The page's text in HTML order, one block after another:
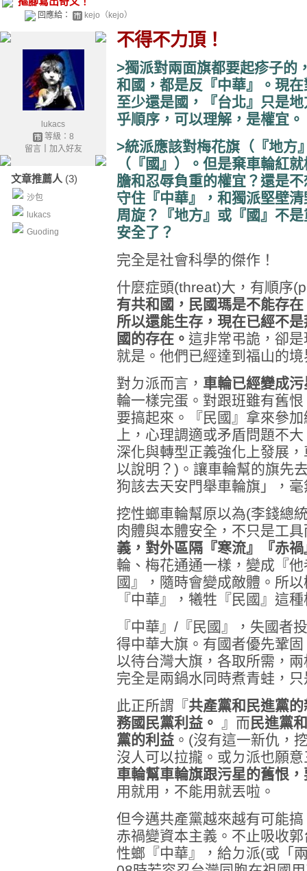
回應給： kejo（kejo）
lukacs
等級：8
留言｜ 加入好友
文章推薦人 (3)
沙包
lukacs
Guoding
不得不力頂！
>獨派對兩面旗都要起疹子的
和國，都是反『中華』。現
至少還是國，『台北』只是
乎順序，可以理解，是權宜。
>統派應該對梅花旗（『地方
（『國』）。但是棄車輪紅
膽和忍辱負重的權宜？還是
守住『中華』，和獨派堅壁
周旋？『地方』或『國』不
安全了？
完全是社會科學的傑作！
什麼症頭(threat)大，有順序
有共和國，民國瑪是不能存
所以還能生存，現在已經不
國的存在。 這非常弔詭，卻
就是。他們已經達到福山的
對ㄉ派而言， 車輪已經變成
輪一樣完蛋。對跟班雖有舊
要搞起來。『民國』拿來參
上，心理調適或矛盾問題不
深化與轉型正義強化上發展
以說明？)。讓車輪幫的旗先
狗該去天安門舉車輪旗」，
挖性螂車輪幫原以為(李錢總
肉體與本體安全，不只是工
義，對外區隔『寒流』『赤禍
輪、梅花通通一樣，變成『
國』，隨時會變成敵體。所
『中華』，犧牲『民國』這
『中華』/『民國』，失國者
得中華大旗。有國者優先鞏
以待台灣大旗，各取所需，
完全是兩鍋水同時煮青蛙，
此正所謂『共產黨和民進黨
務國民黨利益。
』而 民進黨
黨的利益 。(沒有這一新仇，
沒人可以拉攏。或ㄉ派也願
車輪幫車輪旗跟污星的舊恨
用就用，不能用就丟啦。
但今邁共產黨越來越有可能
赤禍變資本主義。不止吸收
性螂『中華』，給ㄉ派(或「